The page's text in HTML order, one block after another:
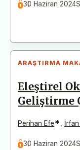
30 Haziran 2024
ARAŞTIRMA
Eleştirel
Geliştirme
Perihan Efe*
30 Haziran 2024